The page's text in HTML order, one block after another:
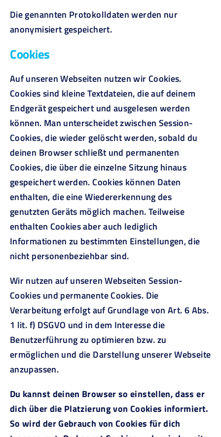
Die genannten Protokolldaten werden nur
anonymisiert gespeichert.
Cookies
Auf unseren Webseiten nutzen wir Cookies.
Cookies sind kleine Textdateien, die auf deinem
Endgerät gespeichert und ausgelesen werden
können. Man unterscheidet zwischen Session-
Cookies, die wieder gelöscht werden, sobald du
deinen Browser schließt und permanenten
Cookies, die über die einzelne Sitzung hinaus
gespeichert werden. Cookies können Daten
enthalten, die eine Wiedererkennung des
genutzten Geräts möglich machen. Teilweise
enthalten Cookies aber auch lediglich
Informationen zu bestimmten Einstellungen, die
nicht personenbeziehbar sind.
Wir nutzen auf unseren Webseiten Session-
Cookies und permanente Cookies. Die
Verarbeitung erfolgt auf Grundlage von Art. 6 Abs.
1 lit. f) DSGVO und in dem Interesse die
Benutzerführung zu optimieren bzw. zu
ermöglichen und die Darstellung unserer Webseite
anzupassen.
Du kannst deinen Browser so einstellen, dass er
dich über die Platzierung von Cookies informiert.
So wird der Gebrauch von Cookies für dich